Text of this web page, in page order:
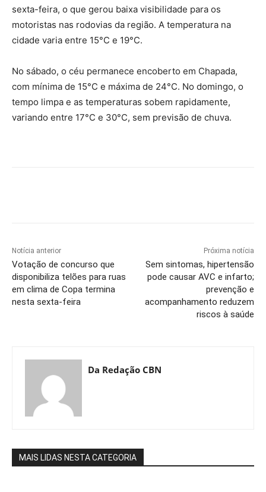
sexta-feira, o que gerou baixa visibilidade para os
motoristas nas rodovias da região. A temperatura na
cidade varia entre 15°C e 19°C.
No sábado, o céu permanece encoberto em Chapada,
com mínima de 15°C e máxima de 24°C. No domingo, o
tempo limpa e as temperaturas sobem rapidamente,
variando entre 17°C e 30°C, sem previsão de chuva.
Notícia anterior
Votação de concurso que
disponibiliza telões para ruas
em clima de Copa termina
nesta sexta-feira
Próxima notícia
Sem sintomas, hipertensão
pode causar AVC e infarto;
prevenção e
acompanhamento reduzem
riscos à saúde
Da Redação CBN
MAIS LIDAS NESTA CATEGORIA